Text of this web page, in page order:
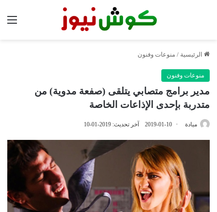
الرئيسية / منوعات وفنون
منوعات وفنون
مدير برامج متصابي يتلقى (صفعة مدوية) من
متدربة بإحدى الإذاعات الخاصة
ميادة 2019-01-10 آخر تحديث: 2019-01-10